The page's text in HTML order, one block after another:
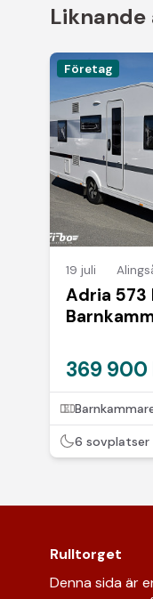
Liknande
Företag
19 juli
Adria 573
369 900
6 sovplatser
Rulltorget
Denna sida är